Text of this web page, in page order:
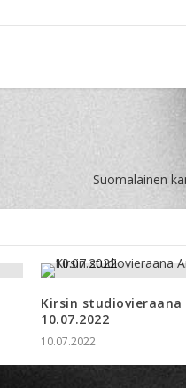
Suomalainen
Kirsin studiovieraana
10.07.2022
10.07.2022